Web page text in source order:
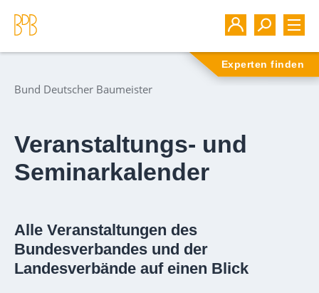
Experten finden
Bund Deutscher Baumeister
Veranstaltungs- und
Seminarkalender
Alle Veranstaltungen des
Bundesverbandes und der
Landesverbände auf einen Blick